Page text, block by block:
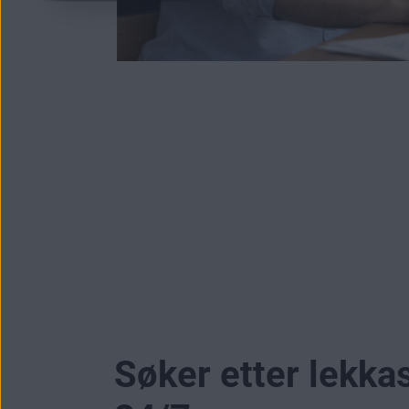
Søker etter